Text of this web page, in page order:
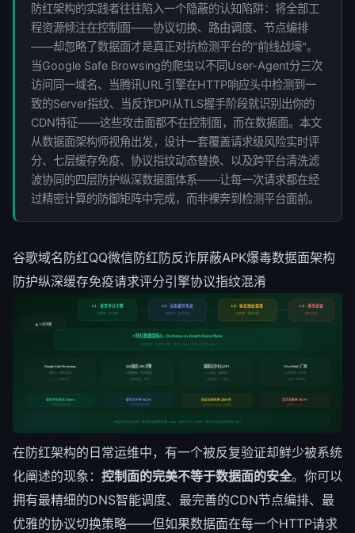
防红架构的实践者往往陷入一个隐蔽的认知陷阱：将全部工
程资源倾注在控制面——协议切换、路由调度、节点编排
——却忽略了数据面才是真正对抗检测平台的"前线战壕"。
当Google Safe Browsing的爬虫以不同User-Agent分三次
访问同一域名、当腾讯URL引擎在HTTP响应头中检测到一
致的Server指纹、当反诈DPI从TLS握手阶段就识别出你的
CDN特征——这些攻击面都不在控制面，而在数据面。本文
从数据面架构师视角出发，设计一套覆盖请求级风险实时评
分、七层缓存免疫、协议指纹动态替换、以及跨平台清洗滤
波协同的四层防护纵深数据面体系——让每一次请求都在经
过精密计算的防御矩阵中完成，而非裸奔到检测平台面前。
谷歌域名防红QQ微信防红防反诈屏蔽APK爆毒数据面架构
防护纵深缓存免疫请求评分引擎协议指纹混淆
🌐 入站流量
L1 · 请求评分引擎
多维特征 · 实时决策
L2 · 动态缓存免疫
爬虫识别 · 差异化响应
L3 · 协议指纹混淆
动态替换 · 零指纹泄漏
L4 · 清洗滤波
跨平台协同
⚡ 防红数据面核心 · Defense-in-Depth Data Plane
四层联动 · 请求级决策 · 延迟 < 3ms · 吞吐 > 100K req/s
Google Safe Browsing
爬虫UA · 响应头指纹
L1+L3双重对抗
QQ/微信 URL引擎
UA精确模拟 · 差异化缓存
L2缓存免疫 + 清洗
国家反诈中心 DPI
TLS指纹 · 流量特征
L3协议混淆 + L4滤波
VirusTotal / 厂商
APK特征库 · 多引擎
L4清洗 · 签名轮换
请求评分延迟 0.8ms
12维特征实时计算
缓存命中率 98.2%
7层差异化缓存策略
指纹动态轮换 200+/天
TLS/HTTP/Server三元组
清洗准确率 99.7%
误杀率 < 0.3%
四层防护纵深协同 · 单请求全链路处理 < 3ms · 全局 RPS > 100K · 零平台误标运营天数 180+
在防红架构的日常运维中，有一个被反复验证却鲜少被系统
化阐述的现象： 控制面的完美不等于数据面的安全。你可以
拥有最精细的DNS智能调度、最完善的CDN节点编排、最
优雅的协议切换策略——但如果数据面在每一个HTTP请求